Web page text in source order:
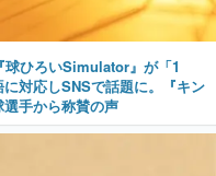
球ひろいSimulator』が「1
対応しSNSで話題に。『キン
手から称賛の声